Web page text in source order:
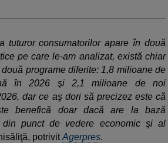
tuturor consumatorilor apare în două
pe care le-am analizat, există chiar
programe diferite: 1,8 milioane de
în 2026 şi 2,1 milioane de noi
dar ce aş dori să precizez este că
benefică doar dacă are la bază
din punct de vedere economic şi al
potrivitAgerpres.